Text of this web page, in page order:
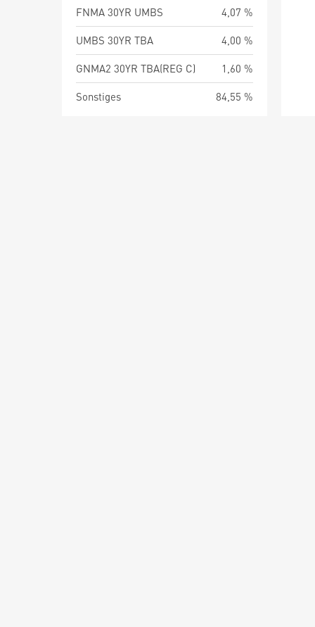
FNMA 30YR UMBS
4,07 %
UMBS 30YR TBA
4,00 %
GNMA2 30YR TBA(REG C)
1,60 %
Sonstiges
84,55 %